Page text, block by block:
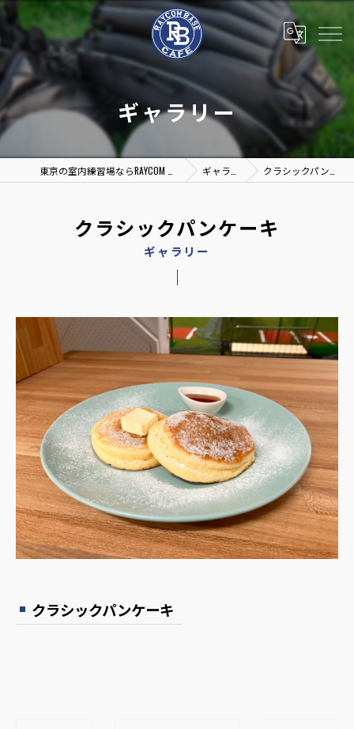
ギャラリー
ギャラリー クラシックパンケーキ
ギャラリー
クラシックパンケーキ
クラシックパンケーキ